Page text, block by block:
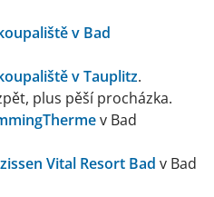
v Bad
v Tauplitz.
plus pěší procházka.
v Bad
Vital Resort Bad v Bad